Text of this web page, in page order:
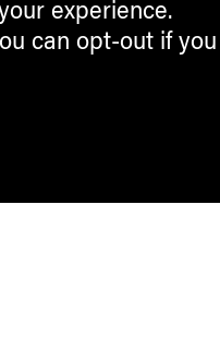
experience.
can opt-out if